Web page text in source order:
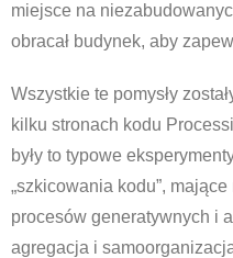
miejsce na
obracał budynek, aby
Wszystkie te pomysły
kilku stronach kodu
były to typowe
„szkicowania kodu”,
procesów generatywnych i
agregacja i